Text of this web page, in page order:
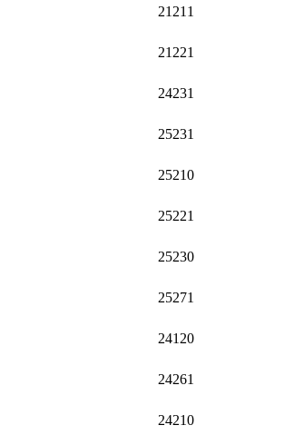
21211
21221
24231
25231
25210
25221
25230
25271
24120
24261
24210